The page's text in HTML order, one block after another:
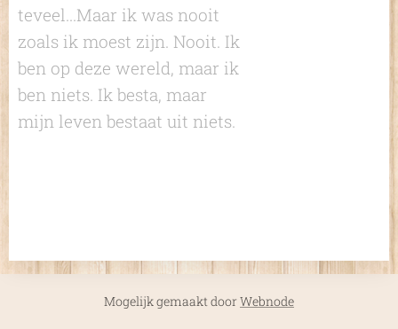
teveel...Maar ik was nooit
zoals ik moest zijn. Nooit. Ik
ben op deze wereld, maar ik
ben niets. Ik besta, maar
mijn leven bestaat uit niets.
Mogelijk gemaakt doorWebnode